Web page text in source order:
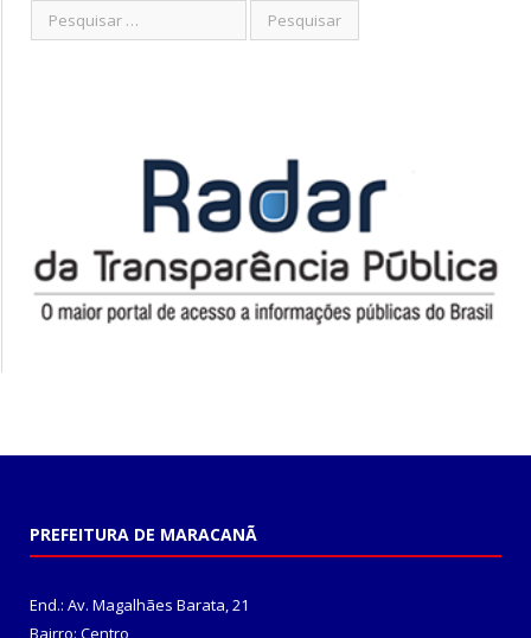
PREFEITURA DE MARACANÃ
End.: Av. Magalhães Barata, 21
Bairro: Centro